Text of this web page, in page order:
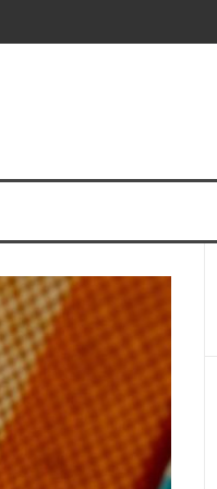
w różnych wnętrzach
i estetyki